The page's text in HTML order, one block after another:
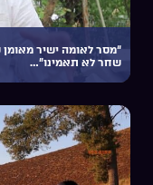
“מסר לאומה ישיר מאומן
שחר לא תאמינו”…